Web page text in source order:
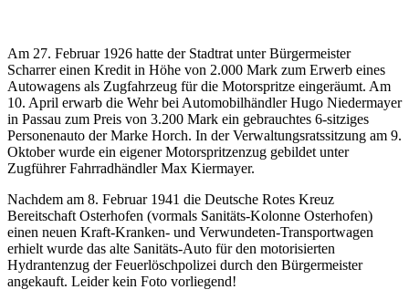
Am 27. Februar 1926 hatte der Stadtrat unter Bürgermeister
Scharrer einen Kredit in Höhe von 2.000 Mark zum Erwerb eines
Autowagens als Zugfahrzeug für die Motorspritze eingeräumt. Am
10. April erwarb die Wehr bei Automobilhändler Hugo Niedermayer
in Passau zum Preis von 3.200 Mark ein gebrauchtes 6-sitziges
Personenauto der Marke Horch. In der Verwaltungsratssitzung am 9.
Oktober wurde ein eigener Motorspritzenzug gebildet unter
Zugführer Fahrradhändler Max Kiermayer.
Nachdem am 8. Februar 1941 die Deutsche Rotes Kreuz
Bereitschaft Osterhofen (vormals Sanitäts-Kolonne Osterhofen)
einen neuen Kraft-Kranken- und Verwundeten-Transportwagen
erhielt wurde das alte Sanitäts-Auto für den motorisierten
Hydrantenzug der Feuerlöschpolizei durch den Bürgermeister
angekauft. Leider kein Foto vorliegend!